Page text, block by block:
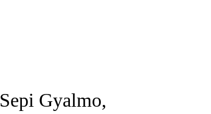
Sepi Gyalmo,